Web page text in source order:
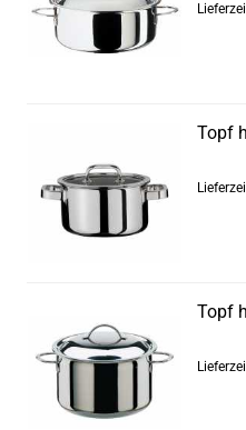
Topf
Topf